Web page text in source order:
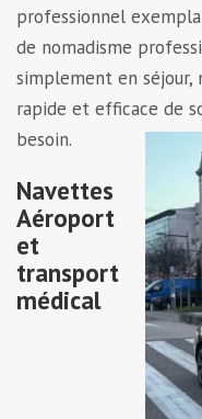
professionnel
de nomadisme
simplement en séjour,
rapide et efficace de
besoin.
Navettes
Aéroport
et
transport
médical